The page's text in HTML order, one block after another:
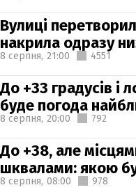
Вулиці
накрила одразу
8 серпня, 21:00 4551
До +33 градусів і
буде погода
8 серпня, 20:00 792
До +38, але
шквалами: якою
8 серпня, 08:00 978